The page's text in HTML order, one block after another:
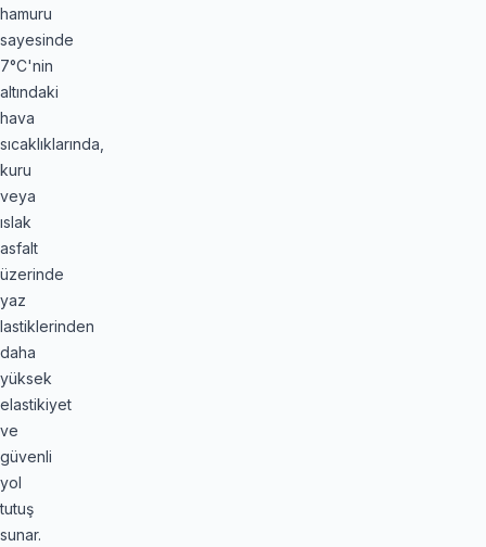
hamuru
sayesinde
7°C'nin
altındaki
hava
sıcaklıklarında,
kuru
veya
ıslak
asfalt
üzerinde
yaz
lastiklerinden
daha
yüksek
elastikiyet
ve
güvenli
yol
tutuş
sunar.